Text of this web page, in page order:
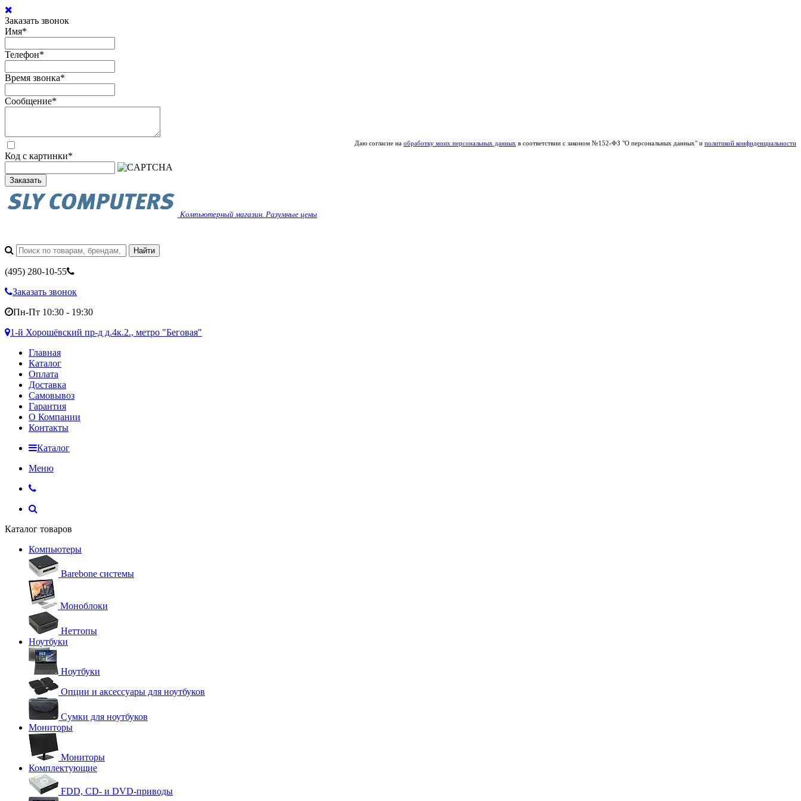
Заказать звонок
Имя*
Телефон*
Время звонка*
Сообщение*
Даю согласие на обработку моих персональных данных в соответствии с законом №152-ФЗ "О персональных данных" и политикой конфиденциальности
Код с картинки*
Заказать
Компьютерный магазин. Разумные цены
(495) 280-10-55
Заказать звонок
Пн-Пт 10:30 - 19:30
1-й Хорошёвский пр-д д.4к.2., метро "Беговая"
Главная
Каталог
Оплата
Доставка
Самовывоз
Гарантия
О Компании
Контакты
Каталог
Меню
Каталог товаров
Компьютеры
Barebone системы
Моноблоки
Неттопы
Ноутбуки
Ноутбуки
Опции и аксессуары для ноутбуков
Сумки для ноутбуков
Мониторы
Мониторы
Комплектующие
FDD, CD- и DVD-приводы